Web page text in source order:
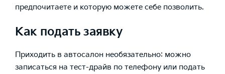
предпочитаете и которую можете себе позволить.
Как подать заявку
Приходить в автосалон необязательно: можно
записаться на тест-драйв по телефону или подать